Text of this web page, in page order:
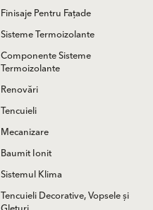
Finisaje Pentru Fațade
Sisteme Termoizolante
Componente Sisteme
Termoizolante
Renovări
Tencuieli
Mecanizare
Baumit Ionit
Sistemul Klima
Tencuieli Decorative, Vopsele și